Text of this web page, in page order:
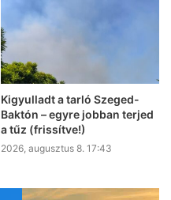
Kigyulladt a tarló Szeged-
Baktón – egyre jobban terjed
a tűz (frissítve!)
2026, augusztus 8. 17:43